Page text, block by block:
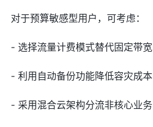
对于预算敏感型用户，可考虑：
- 选择流量计费模式替代固定带宽
- 利用自动备份功能降低容灾成本
- 采用混合云架构分流非核心业务